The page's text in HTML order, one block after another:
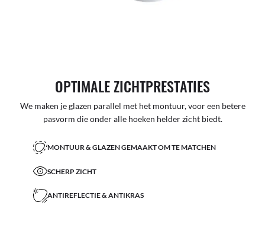
OPTIMALE ZICHTPRESTATIES
We maken je glazen parallel met het montuur, voor een betere
pasvorm die onder alle hoeken helder zicht biedt.
MONTUUR & GLAZEN GEMAAKT OM TE MATCHEN
SCHERP ZICHT
ANTIREFLECTIE & ANTIKRAS